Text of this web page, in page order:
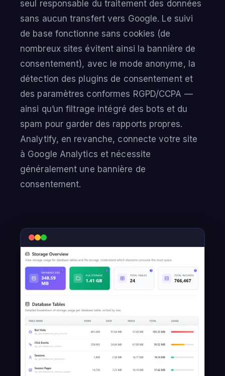
seul responsable du traitement des données
sans aucun transfert vers Google. Le suivi
de base fonctionne sans cookies (de
nombreux sites évitent ainsi la bannière de
consentement), avec le mode anonyme, la
détection des plugins de consentement et
des paramètres conformes RGPD/CCPA —
ainsi qu’un filtrage intégré des bots et du
spam pour garder des rapports propres.
Analytify, en revanche, connecte votre site
à Google Analytics et nécessite
généralement une bannière de
consentement.